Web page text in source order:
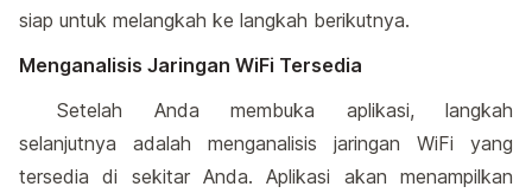
siap untuk melangkah ke langkah berikutnya.
Menganalisis Jaringan WiFi Tersedia
Setelah Anda membuka aplikasi, langkah
selanjutnya adalah menganalisis jaringan WiFi yang
tersedia di sekitar Anda. Aplikasi akan menampilkan